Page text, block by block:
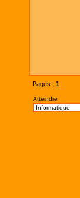
Pages : 1
Atteindre